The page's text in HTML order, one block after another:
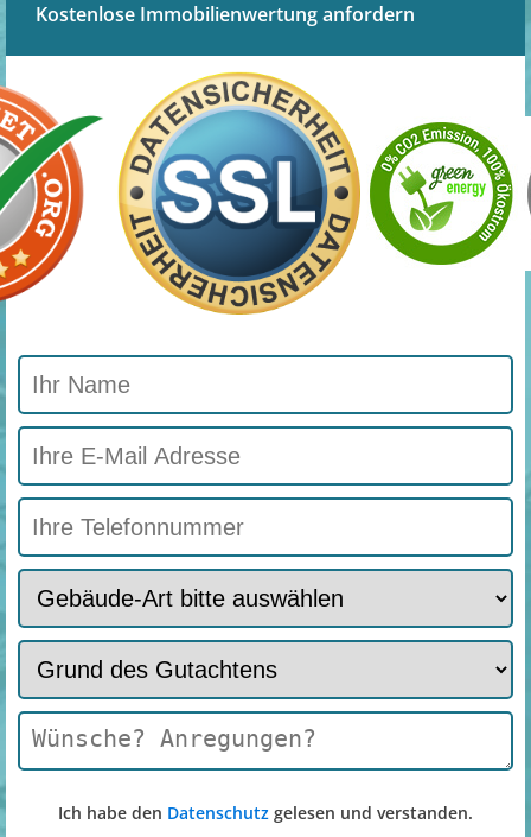
Kostenlose Immobilienwertung anfordern
Ich habe den Datenschutz gelesen und verstanden.